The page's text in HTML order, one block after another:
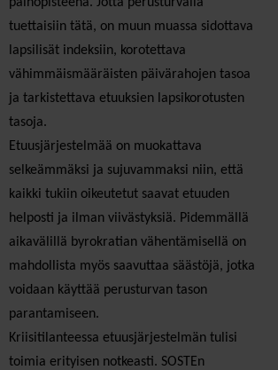
tuettaisiin tätä, on muun muassa sidottava
lapsilisät indeksiin, korotettava
vähimmäismääräisten päivärahojen tasoa
ja tarkistettava etuuksien lapsikorotusten
tasoja.
Etuusjärjestelmää on muokattava
selkeämmäksi ja sujuvammaksi niin, että
kaikki tukiin oikeutetut saavat etuuden
helposti ja ilman viivästyksiä. Pidemmällä
aikavälillä byrokratian vähentämisellä on
mahdollista myös saavuttaa säästöjä, jotka
voidaan käyttää perusturvan tason
parantamiseen.
Kriisitilanteessa etuusjärjestelmän tulisi
toimia erityisen notkeasti. SOSTEn